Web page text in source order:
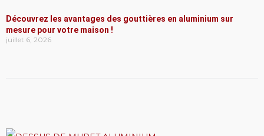
Découvrez les avantages des gouttières en aluminium sur
mesure pour votre maison !
juillet 6, 2026